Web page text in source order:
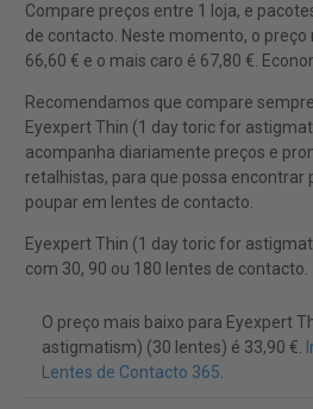
Compare preços entre 1 loja, e
de contacto. Neste momento, o preço
66,60 € e o mais caro é 67,80 €.
Recomendamos que compare
Eyexpert Thin (1 day toric for
acompanha diariamente preços e
retalhistas, para que possa encontrar
poupar em lentes de contacto.
Eyexpert Thin (1 day toric for
com 30, 90 ou 180 lentes de contacto.
O preço mais baixo para Eyexpert
astigmatism) (30 lentes) é 33,90 €.
Lentes de Contacto 365.